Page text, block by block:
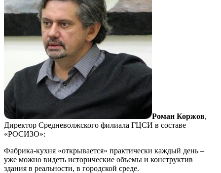
Роман Коржов,
Директор Средневолжского филиала ГЦСИ в составе
«РОСИЗО»:
Фабрика-кухня «открывается» практически каждый день –
уже можно видеть исторические объемы и конструктив
здания в реальности, в городской среде.